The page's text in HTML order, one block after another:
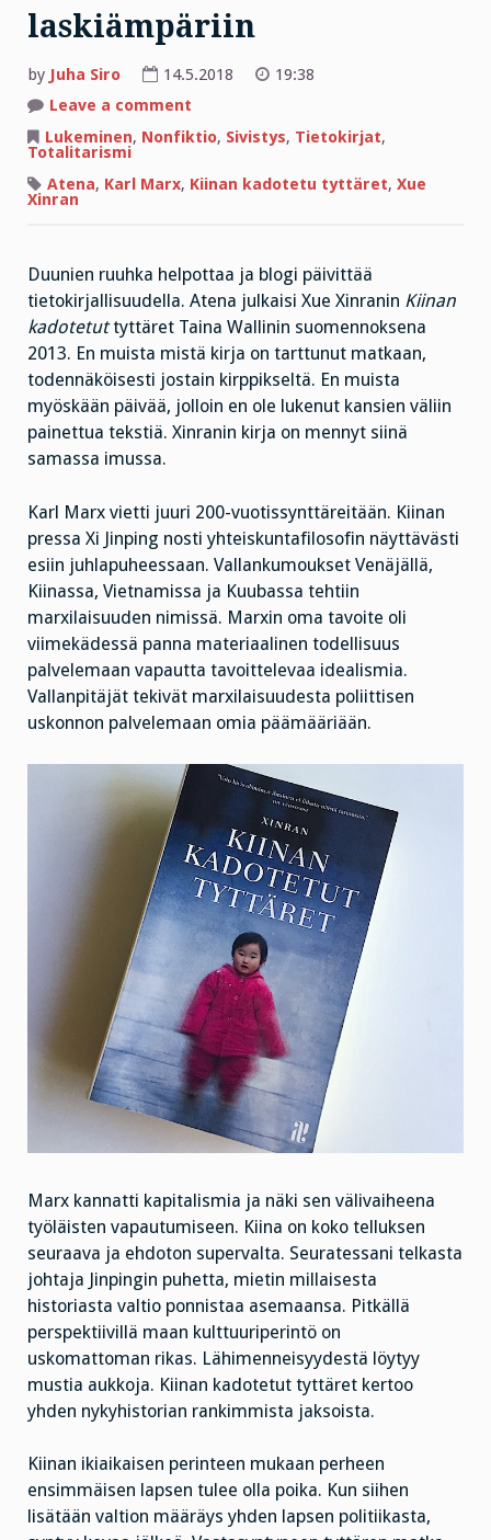
laskiämpäriin
by Juha Siro 14.5.2018
19:38
Leave a comment
suoraan
laskiämpäriin
Lukeminen, Nonfiktio, Sivistys, Tietokirjat,
Totalitarismi
Atena, Karl Marx, Kiinan kadotetu tyttäret, Xue
Xinran
Duunien ruuhka helpottaa ja blogi päivittää
tietokirjallisuudella. Atena julkaisi Xue Xinranin Kiinan
kadotetuttyttäret Taina Wallinin suomennoksena
2013. En muista mistä kirja on tarttunut matkaan,
todennäköisesti jostain kirppikseltä. En muista
myöskään päivää, jolloin en ole lukenut kansien väliin
painettua tekstiä. Xinranin kirja on mennyt siinä
samassa imussa.
Karl Marx vietti juuri 200-vuotissynttäreitään. Kiinan
pressa Xi Jinping nosti yhteiskuntafilosofin näyttävästi
esiin juhlapuheessaan. Vallankumoukset Venäjällä,
Kiinassa, Vietnamissa ja Kuubassa tehtiin
marxilaisuuden nimissä. Marxin oma tavoite oli
viimekädessä panna materiaalinen todellisuus
palvelemaan vapautta tavoittelevaa idealismia.
Vallanpitäjät tekivät marxilaisuudesta poliittisen
uskonnon palvelemaan omia päämääriään.
Marx kannatti kapitalismia ja näki sen välivaiheena
työläisten vapautumiseen. Kiina on koko telluksen
seuraava ja ehdoton supervalta. Seuratessani telkasta
johtaja Jinpingin puhetta, mietin millaisesta
historiasta valtio ponnistaa asemaansa. Pitkällä
perspektiivillä maan kulttuuriperintö on
uskomattoman rikas. Lähimenneisyydestä löytyy
mustia aukkoja. Kiinan kadotetut tyttäret kertoo
yhden nykyhistorian rankimmista jaksoista.
Kiinan ikiaikaisen perinteen mukaan perheen
ensimmäisen lapsen tulee olla poika. Kun siihen
lisätään valtion määräys yhden lapsen politiikasta,